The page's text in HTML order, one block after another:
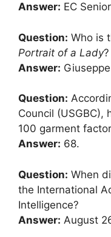
Answer: EC
Question: Who is
Portrait of a Lady?
Answer:
Question:
Council (USGBC),
100 garment
Answer: 68.
Question: When
the International
Intelligence?
Answer: August